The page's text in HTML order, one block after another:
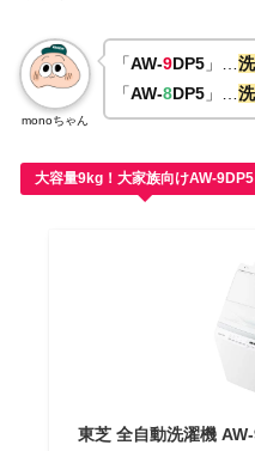
monoちゃん
「AW-9DP5 」…
「AW-8DP5 」…
大容量9kg！大家族向けAW-9DP5
東芝 全自動洗濯機